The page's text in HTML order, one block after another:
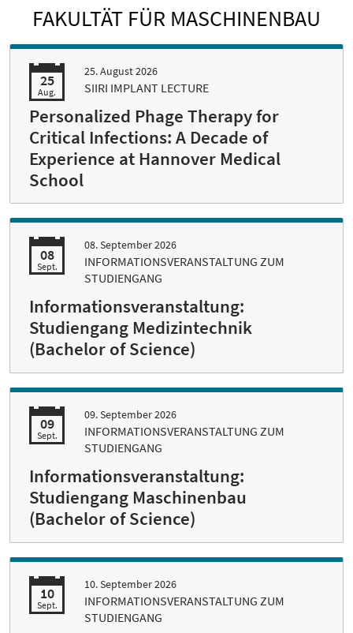
FAKULTÄT FÜR MASCHINENBAU
25
Aug.
25. August 2026
SIIRI IMPLANT LECTURE
Personalized Phage Therapy for
Critical Infections: A Decade of
Experience at Hannover Medical
School
08
Sept.
08. September 2026
INFORMATIONSVERANSTALTUNG ZUM
STUDIENGANG
Informationsveranstaltung:
Studiengang Medizintechnik
(Bachelor of Science)
09
Sept.
09. September 2026
INFORMATIONSVERANSTALTUNG ZUM
STUDIENGANG
Informationsveranstaltung:
Studiengang Maschinenbau
(Bachelor of Science)
10
Sept.
10. September 2026
INFORMATIONSVERANSTALTUNG ZUM
STUDIENGANG